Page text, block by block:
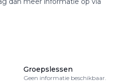
Groepslessen
Geen informatie beschikbaar.